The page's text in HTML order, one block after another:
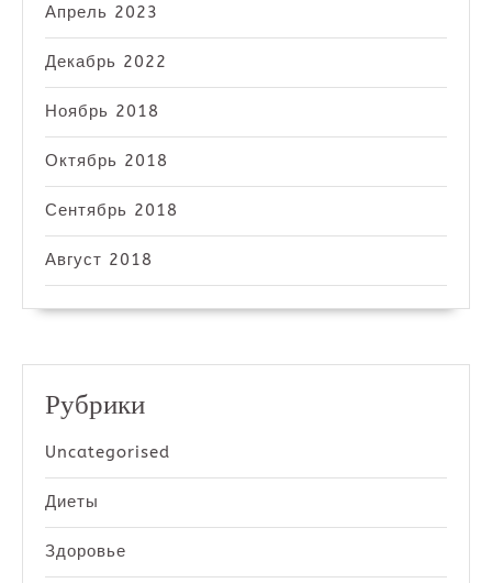
Апрель 2023
Декабрь 2022
Ноябрь 2018
Октябрь 2018
Сентябрь 2018
Август 2018
Рубрики
Uncategorised
Диеты
Здоровье